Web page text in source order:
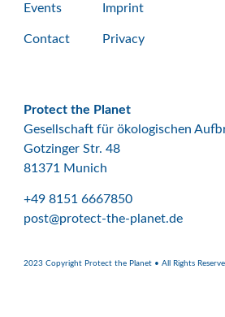
Events
Contact
Imprint
Privacy
Protect the Planet
Gesellschaft für ökologischen
Gotzinger Str. 48
81371 Munich
+49 8151 6667850
post@protect-the-planet.de
2023 Copyright Protect the Planet • All Rights